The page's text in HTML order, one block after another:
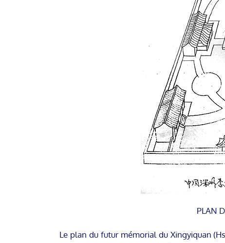
PLAN
Le plan du futur mémorial du Xingyiquan